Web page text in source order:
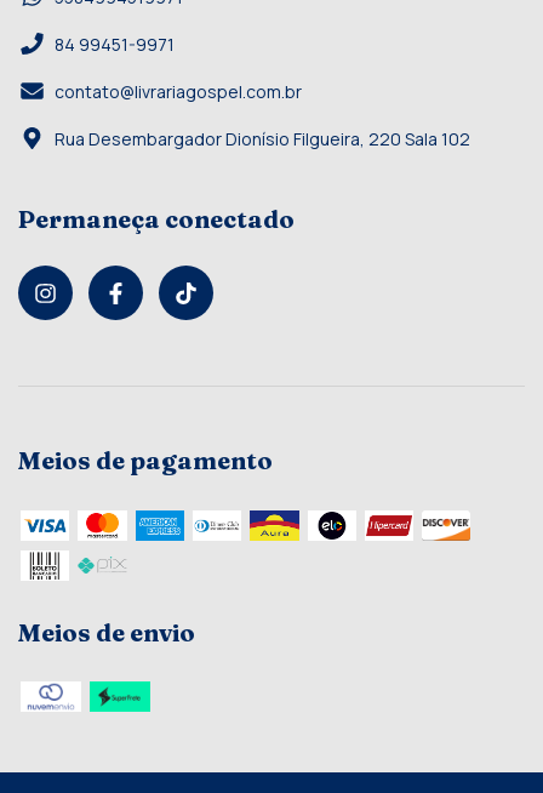
84 99451-9971
contato@livrariagospel.com.br
Rua Desembargador Dionísio Filgueira, 220 Sala 102
Permaneça conectado
Meios de pagamento
Meios de envio